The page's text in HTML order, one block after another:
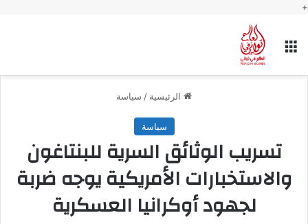
+
القائمة
الرئيسية / سياسة
سياسة
تسريب الوثائق السرية للبنتاغون
والاستخبارات الأمريكية يوجه ضربة
لجهود أوكرانيا العسكرية